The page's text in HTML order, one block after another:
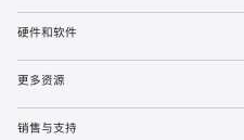
硬件和软件
更多资源
销售与支持